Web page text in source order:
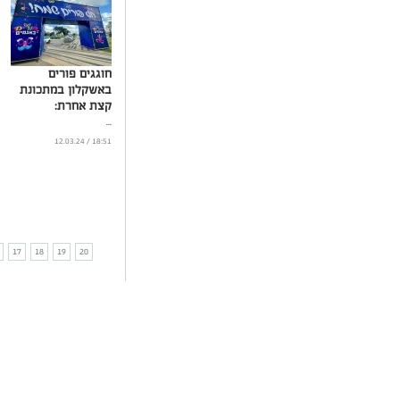
חוגגים פורים
באשקלון במתכונת
קצת אחרת:
...
18:51 / 12.03.24
17 18 19
20